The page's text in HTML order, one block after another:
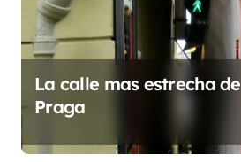
La calle mas estrecha de
Praga